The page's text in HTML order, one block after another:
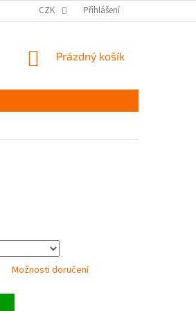
JAK PEČOVAT O OBUV
CZK Přihlášení
NÁKUPNÍ
Prázdný košík
Možnosti doručení